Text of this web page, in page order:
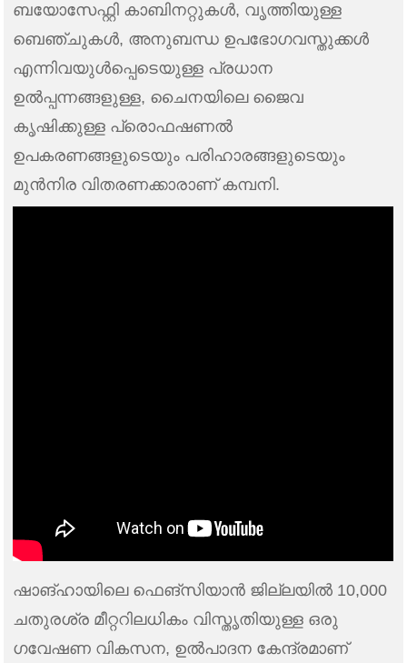
ബയോസേഫ്റ്റി കാബിനറ്റുകൾ, വൃത്തിയുള്ള
ബെഞ്ചുകൾ, അനുബന്ധ ഉപഭോഗവസ്തുക്കൾ
എന്നിവയുൾപ്പെടെയുള്ള പ്രധാന
ഉൽപ്പന്നങ്ങളുള്ള, ചൈനയിലെ ജൈവ
കൃഷിക്കുള്ള പ്രൊഫഷണൽ
ഉപകരണങ്ങളുടെയും പരിഹാരങ്ങളുടെയും
മുൻനിര വിതരണക്കാരാണ് കമ്പനി.
ഷാങ്ഹായിലെ ഫെങ്‌സിയാൻ ജില്ലയിൽ 10,000
ചതുരശ്ര മീറ്ററിലധികം വിസ്തൃതിയുള്ള ഒരു
ഗവേഷണ വികസന, ഉൽ‌പാദന കേന്ദ്രമാണ്